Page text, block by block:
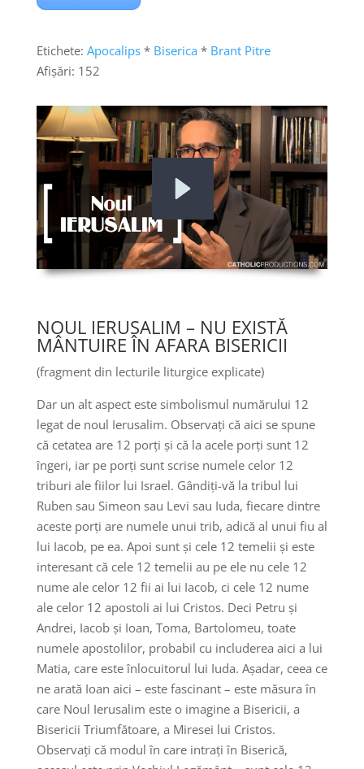
Etichete: Apocalips* Biserica * Brant Pitre
Afișări: 152
NOUL IERUSALIM – NU EXISTĂ
MÂNTUIRE ÎN AFARA BISERICII
(fragment din lecturile liturgice explicate)
Dar un alt aspect este simbolismul numărului 12
legat de noul Ierusalim. Observați că aici se spune
că cetatea are 12 porți și că la acele porți sunt 12
îngeri, iar pe porți sunt scrise numele celor 12
triburi ale fiilor lui Israel. Gândiți-vă la tribul lui
Ruben sau Simeon sau Levi sau Iuda, fiecare dintre
aceste porți are numele unui trib, adică al unui fiu al
lui Iacob, pe ea. Apoi sunt și cele 12 temelii și este
interesant că cele 12 temelii au pe ele nu cele 12
nume ale celor 12 fii ai lui Iacob, ci cele 12 nume
ale celor 12 apostoli ai lui Cristos. Deci Petru și
Andrei, Iacob și Ioan, Toma, Bartolomeu, toate
numele apostolilor, probabil cu includerea aici a lui
Matia, care este înlocuitorul lui Iuda. Așadar, ceea ce
ne arată Ioan aici – este fascinant – este măsura în
care Noul Ierusalim este o imagine a Bisericii, a
Bisericii Triumfătoare, a Miresei lui Cristos.
Observați că modul în care intrați în Biserică,